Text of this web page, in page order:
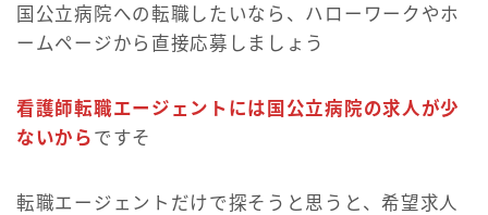
国公立病院への転職したいなら、ハローワークやホ
ームページから直接応募しましょう
看護師転職エージェントには国公立病院の求人が少
ないから ですそ
転職エージェントだけで探そうと思うと、希望求人